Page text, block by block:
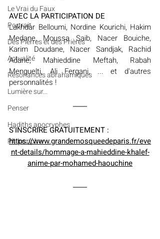
Le Vrai du Faux
Portrait
Des Pierres et des Prières
Actualité
Résonances abrahamiques
Lumière sur...
Penser
Hadiths apocryphes
Philosopher
AVEC LA PARTICIPATION DE
Lakhdar Belloumi, Nordine Kourichi, Hakim
Medane, Moussa Saib, Nacer Bouiche,
Karim Doudane, Nacer Sandjak, Rachid
Adane, Mahieddine Meftah, Rabah
Menguelti, Ali Fergani, ... et d'autres
personnalités !
S'INSCRIRE GRATUITEMENT :
https://www.grandemosqueedeparis.fr/eve
nt-details/hommage-a-mahieddine-khalef-
anime-par-mohamed-haouchine